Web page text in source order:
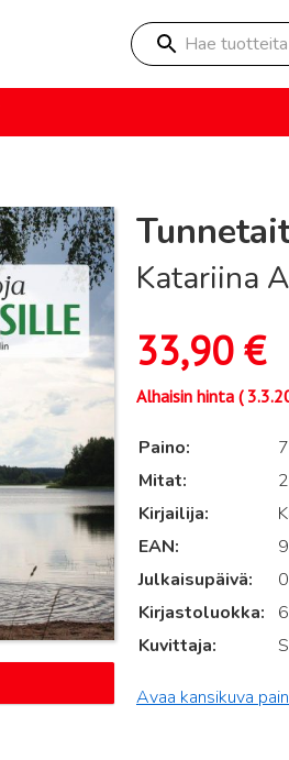
Hae tuotteita
Katariina
33,90€
Alhaisin hinta (
Paino
Mitat
Kirjailija
EAN
Julkaisupäivä
Kirjastoluokka
Kuvittaja
Avaa kansikuva